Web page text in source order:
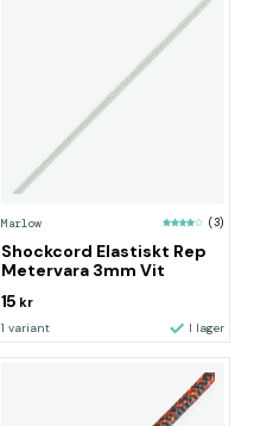
Marlow (3)
Shockcord Elastiskt Rep
Metervara 3mm Vit
15 kr
1 variant I lager